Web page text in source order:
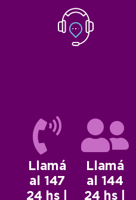
Llamá
al 147
24 hs |
Llamá
al 144
24 hs |